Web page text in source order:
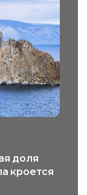
доля
кроется